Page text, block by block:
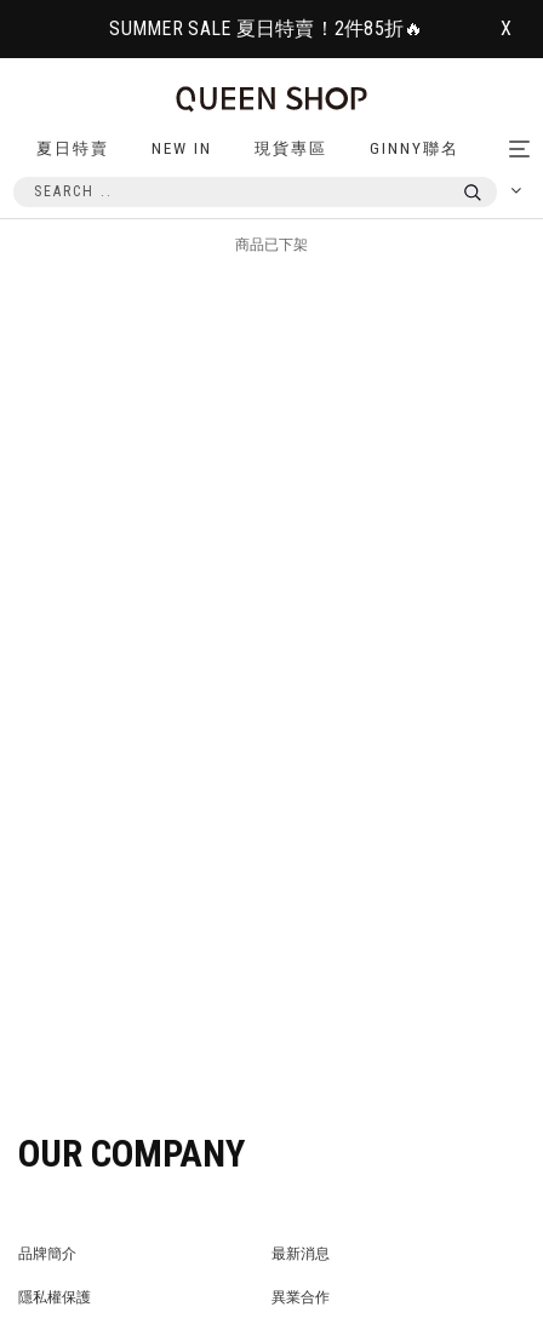
SUMMER SALE 夏日特賣！2件85折🔥 X
夏日特賣 NEW IN 現貨專區 GINNY聯名
商品已下架
OUR COMPANY
品牌簡介
最新消息
隱私權保護
異業合作